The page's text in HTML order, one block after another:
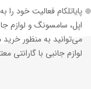
پایاتلکام فعالیت خود
اپل، سامسونگ و لوازم
می‌توانید به منظور
لوازم جانبی با گارانتی